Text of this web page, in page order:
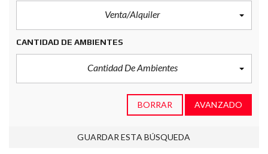
Venta/Alquiler
CANTIDAD DE AMBIENTES
Cantidad De Ambientes
BORRAR AVANZADO
GUARDAR ESTA BÚSQUEDA